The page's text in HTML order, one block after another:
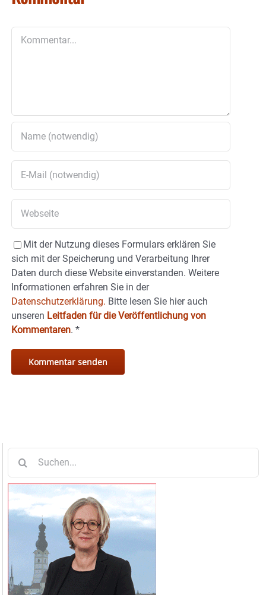
Mit der Nutzung dieses Formulars erklären Sie
sich mit der Speicherung und Verarbeitung Ihrer
Daten durch diese Website einverstanden. Weitere
Informationen erfahren Sie in der
Datenschutzerklärung. Bitte lesen Sie hier auch
unseren Leitfaden für die Veröffentlichung von
Kommentaren. *
nach: